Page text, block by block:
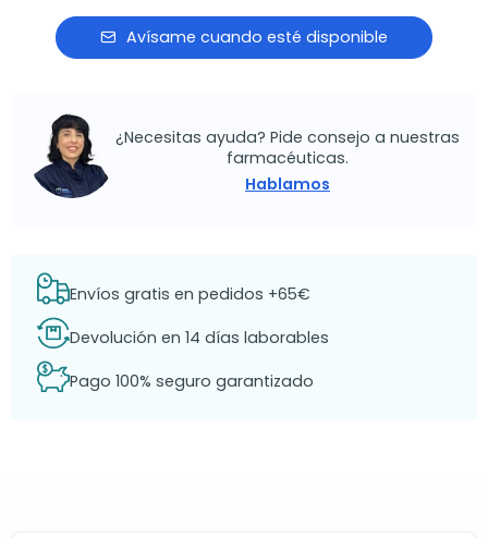
Avísame cuando esté disponible
¿Necesitas ayuda? Pide consejo a nuestras
farmacéuticas.
Hablamos
Envíos gratis en pedidos +65€
Devolución en 14 días laborables
Pago 100% seguro garantizado